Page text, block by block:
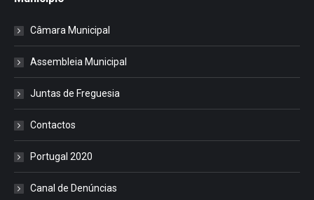
Câmara Municipal
Assembleia Municipal
Juntas de Freguesia
Contactos
Portugal 2020
Canal de Denúncias